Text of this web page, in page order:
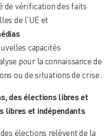
de vérification des faits
de l’UE et
capacités
pour la connaissance de
ou de situations de crise.
des élections libres et
libres et indépendants
élections relèvent de la